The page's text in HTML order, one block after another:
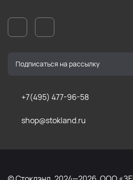
+7(495) 477-96-58
shop@stokland.ru